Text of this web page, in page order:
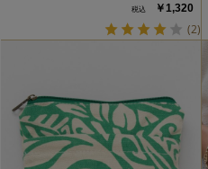
￥1,320
(2)